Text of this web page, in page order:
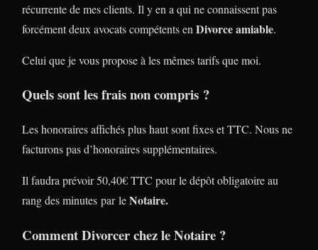
récurrente de mes clients. Il y en a qui ne connaissent pas
forcément deux avocats compétents en Divorce amiable.
Celui que je vous propose à les mêmes tarifs que moi.
Quels sont les frais non compris ?
Les honoraires affichés plus haut sont fixes et TTC. Nous ne
facturons pas d’honoraires supplémentaires.
Il faudra prévoir 50,40€ TTC pour le dépôt obligatoire au
rang des minutes par leNotaire.
Comment Divorcer chez le Notaire ?